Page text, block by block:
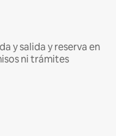
y salida y reserva en
ni trámites